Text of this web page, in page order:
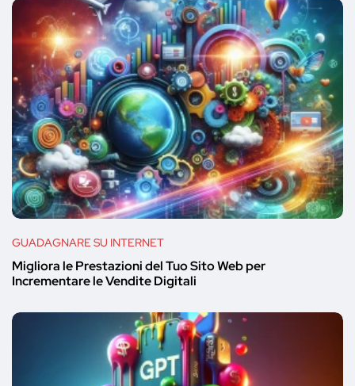
GUADAGNARE SU INTERNET
Migliora le Prestazioni del Tuo Sito Web per
Incrementare le Vendite Digitali